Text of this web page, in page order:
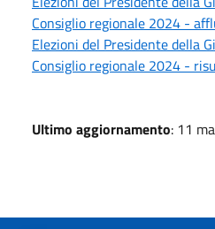
Consiglio regionale 2024 -
Elezioni del Presidente della
Consiglio regionale 2024 -
Ultimo aggiornamento: 11